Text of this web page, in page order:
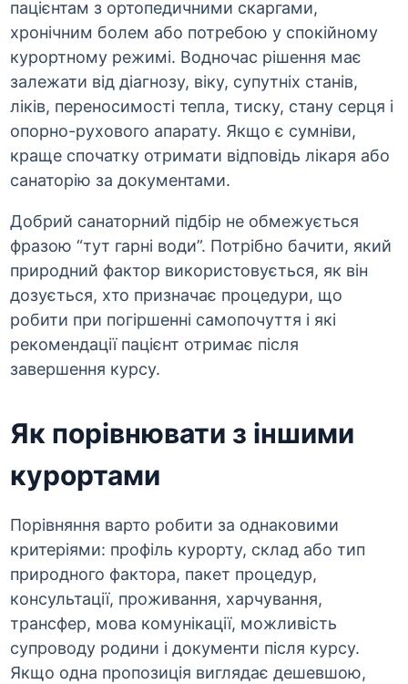
пацієнтам з ортопедичними скаргами,
хронічним болем або потребою у спокійному
курортному режимі. Водночас рішення має
залежати від діагнозу, віку, супутніх станів,
ліків, переносимості тепла, тиску, стану серця і
опорно-рухового апарату. Якщо є сумніви,
краще спочатку отримати відповідь лікаря або
санаторію за документами.
Добрий санаторний підбір не обмежується
фразою “тут гарні води”. Потрібно бачити, який
природний фактор використовується, як він
дозується, хто призначає процедури, що
робити при погіршенні самопочуття і які
рекомендації пацієнт отримає після
завершення курсу.
Як порівнювати з іншими
курортами
Порівняння варто робити за однаковими
критеріями: профіль курорту, склад або тип
природного фактора, пакет процедур,
консультації, проживання, харчування,
трансфер, мова комунікації, можливість
супроводу родини і документи після курсу.
Якщо одна пропозиція виглядає дешевшою,